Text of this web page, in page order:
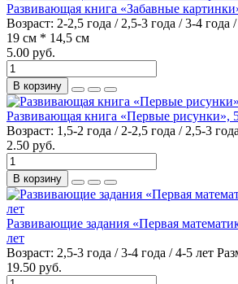
Развивающая книга «Забавные
Возраст: 2-2,5 года / 2,5-3 года / 3-4 года
19 см * 14,5 см
5.00 руб.
В корзину
Развивающая книга «Первые рисунки»,
Возраст: 1,5-2 года / 2-2,5 года / 2,5-3 года
2.50 руб.
В корзину
Развивающие задания «Первая
лет
Возраст: 2,5-3 года / 3-4 года / 4-5 лет
19.50 руб.